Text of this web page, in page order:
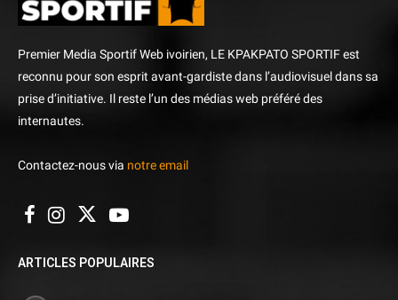
Premier Media Sportif Web ivoirien, LE KPAKPATO SPORTIF est
reconnu pour son esprit avant-gardiste dans l’audiovisuel dans sa
prise d’initiative. Il reste l’un des médias web préféré des
internautes.
Contactez-nous via notre email
ARTICLES POPULAIRES